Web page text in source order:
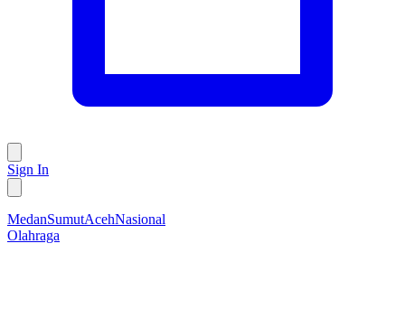
Sign In
MedanSumutAcehNasional
Olahraga